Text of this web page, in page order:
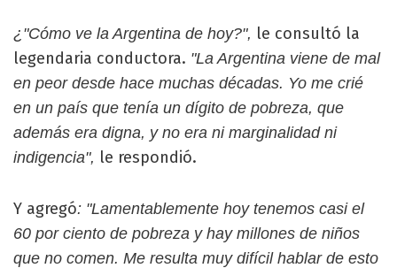
¿"Cómo ve la Argentina de hoy?", le consultó la
legendaria conductora. "La Argentina viene de mal
en peor desde hace muchas décadas. Yo me crié
en un país que tenía un dígito de pobreza, que
además era digna, y no era ni marginalidad ni
indigencia", le respondió.
Y agregó: "Lamentablemente hoy tenemos casi el
60 por ciento de pobreza y hay millones de niños
que no comen. Me resulta muy difícil hablar de esto